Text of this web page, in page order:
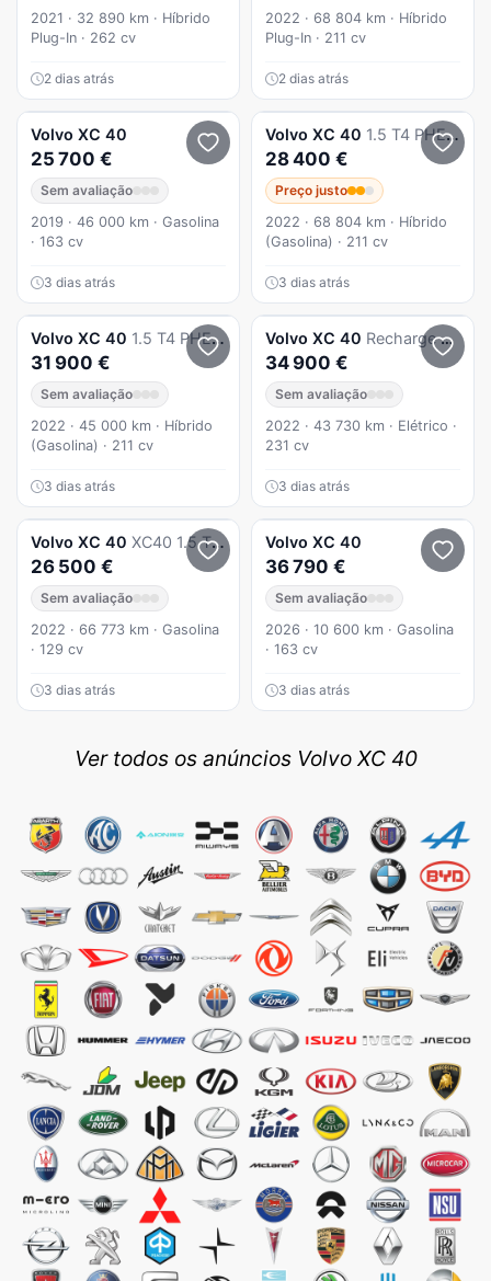
2021 · 32 890 km · Híbrido
Plug-In · 262 cv
2 dias atrás
2022 · 68 804 km · Híbrido
Plug-In · 211 cv
2 dias atrás
Volvo XC 40
25 700 €
Sem avaliação
2019 · 46 000 km · Gasolina
· 163 cv
3 dias atrás
Volvo XC 40 1.5 T4 PHEV Core
28 400 €
Preço justo
2022 · 68 804 km · Híbrido
(Gasolina) · 211 cv
3 dias atrás
Volvo XC 40 1.5 T4 PHEV Inscription Expression
31 900 €
Sem avaliação
2022 · 45 000 km · Híbrido
(Gasolina) · 211 cv
3 dias atrás
Volvo XC 40 Recharge Ultimate
34 900 €
Sem avaliação
2022 · 43 730 km · Elétrico ·
231 cv
3 dias atrás
Volvo XC 40 XC40 1.5 T2 Momentum Plus
26 500 €
Sem avaliação
2022 · 66 773 km · Gasolina
· 129 cv
3 dias atrás
Volvo XC 40
36 790 €
Sem avaliação
2026 · 10 600 km · Gasolina
· 163 cv
3 dias atrás
Ver todos os anúncios Volvo XC 40